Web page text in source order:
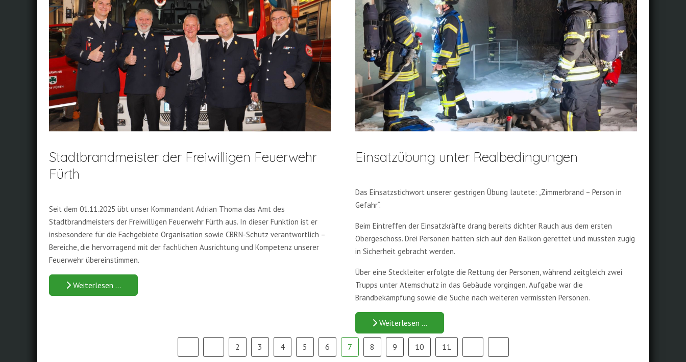
Stadtbrandmeister der Freiwilligen Feuerwehr
Fürth
Seit dem 01.11.2025 übt unser Kommandant Adrian Thoma das Amt des
Stadtbrandmeisters der Freiwilligen Feuerwehr Fürth aus. In dieser Funktion ist er
insbesondere für die Fachgebiete Organisation sowie CBRN-Schutz verantwortlich –
Bereiche, die hervorragend mit der fachlichen Ausrichtung und Kompetenz unserer
Feuerwehr übereinstimmen.
Weiterlesen …
Einsatzübung unter Realbedingungen
Das Einsatzstichwort unserer gestrigen Übung lautete: „Zimmerbrand – Person in
Gefahr“.
Beim Eintreffen der Einsatzkräfte drang bereits dichter Rauch aus dem ersten
Obergeschoss. Drei Personen hatten sich auf den Balkon gerettet und mussten zügig
in Sicherheit gebracht werden.
Über eine Steckleiter erfolgte die Rettung der Personen, während zeitgleich zwei
Trupps unter Atemschutz in das Gebäude vorgingen. Aufgabe war die
Brandbekämpfung sowie die Suche nach weiteren vermissten Personen.
Weiterlesen …
2 3 4 5 6 7 8 9 10 11